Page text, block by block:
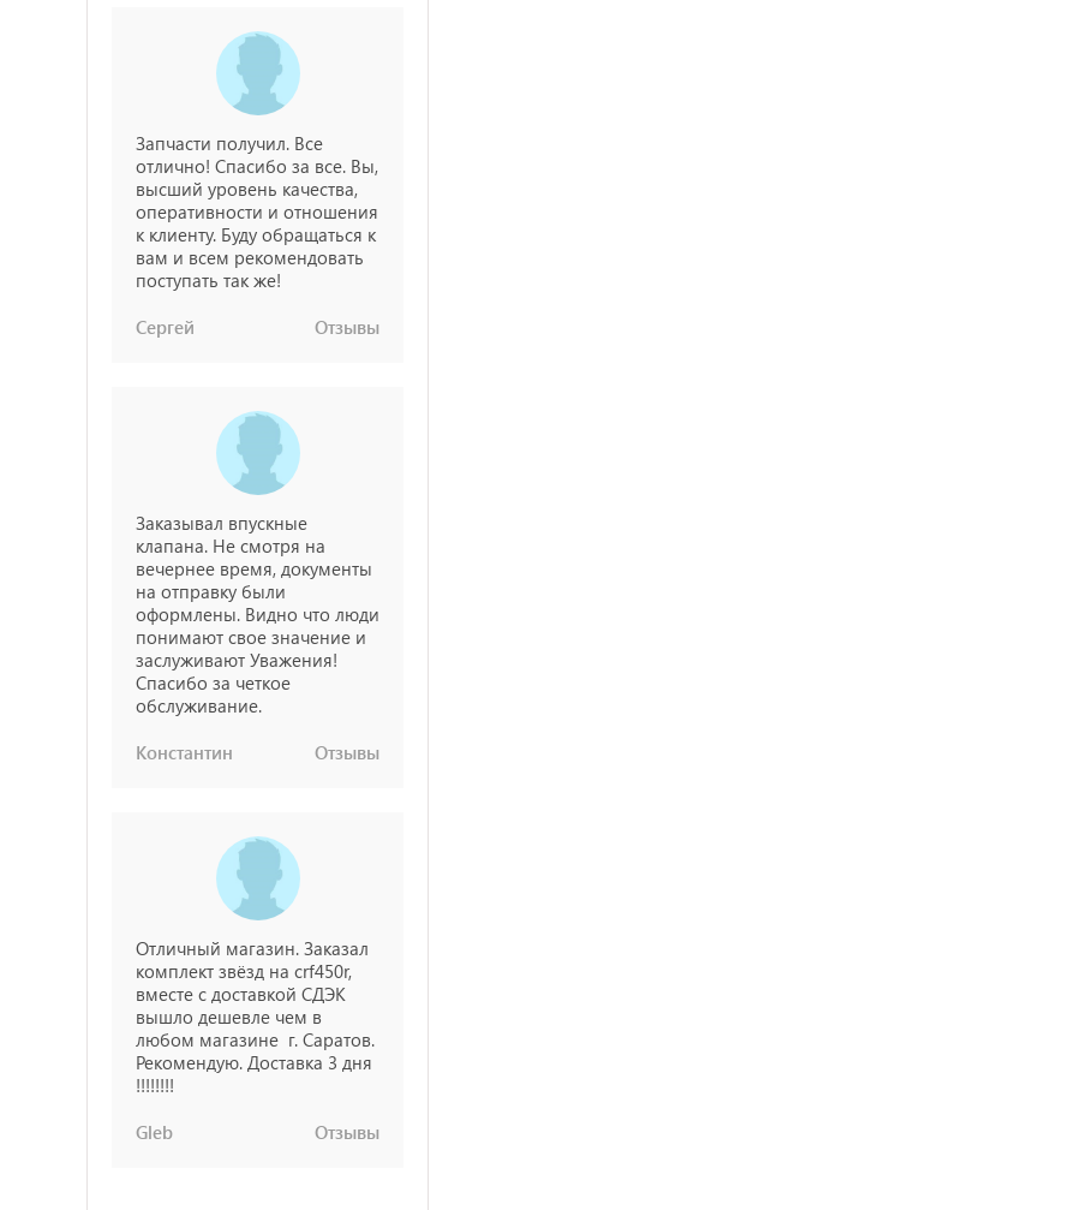
Запчасти получил. Все
отлично! Спасибо за все. Вы,
высший уровень качества,
оперативности и отношения
к клиенту. Буду обращаться к
вам и всем рекомендовать
поступать так же!
Сергей
Отзывы
Заказывал впускные
клапана. Не смотря на
вечернее время, документы
на отправку были
оформлены. Видно что люди
понимают свое значение и
заслуживают Уважения!
Спасибо за четкое
обслуживание.
Константин
Отзывы
Отличный магазин. Заказал
комплект звёзд на crf450r,
вместе с доставкой СДЭК
вышло дешевле чем в
любом магазине г. Саратов.
Рекомендую. Доставка 3 дня
!!!!!!!!
Gleb
Отзывы